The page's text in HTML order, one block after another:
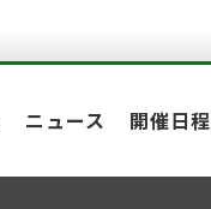
ニュース 開催日程